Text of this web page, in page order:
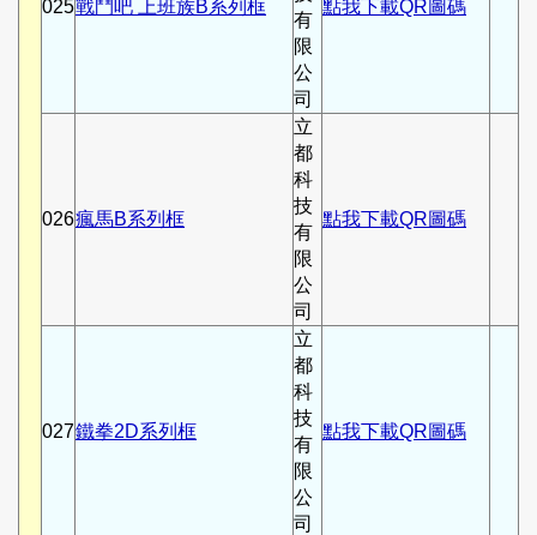
025戰鬥吧 上班族B系列框
有
限
公
司
點我下載QR圖碼
026瘋馬B系列框
立
都
科
技
有
限
公
司
點我下載QR圖碼
027鐵拳2D系列框
立
都
科
技
有
限
公
司
點我下載QR圖碼